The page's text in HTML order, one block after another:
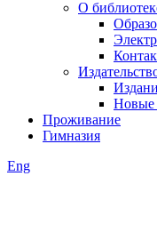
О
Новые
Проживание
Гимназия
Eng